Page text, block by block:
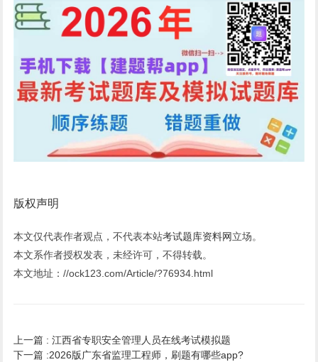
版权声明
本文仅代表作者观点，不代表本站考试题库资料网立场。
本文系作者授权发表，未经许可，不得转载。
本文地址：//ock123.com/Article/?76934.html
上一篇 : 江西省专职安全管理人员在线考试模拟题
下一篇 :2026版广东省监理工程师，刷题有哪些app?